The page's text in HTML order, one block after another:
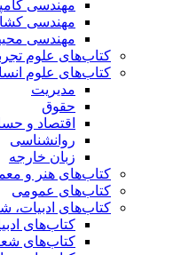
مهندسی
مهندسی
مهندسی
کتاب‌های علوم
کتاب‌های علوم
مدیریت
حقوق
اقتصاد و
روانشناسی
زبان خارجه
کتاب‌های هنر و
کتاب‌های عمومی
کتاب‌های ادبیات،
کتاب‌های
کتاب‌های